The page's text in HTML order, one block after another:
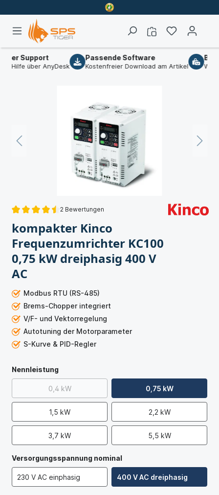
Support
Hilfe über AnyDesk
Passende Software
Kostenfreier Download am Artikel
B2B-
Wir
2 Bewertungen
kompakter Kinco
Frequenzumrichter KC100
0,75 kW dreiphasig 400 V
AC
Modbus RTU (RS-485)
Brems-Chopper integriert
V/F- und Vektorregelung
Autotuning der Motorparameter
S-Kurve & PID-Regler
Nennleistung
0,4 kW 0,75 kW
1,5 kW 2,2 kW
3,7 kW 5,5 kW
Versorgungsspannung nominal
230 V AC einphasig 400 V AC dreiphasig